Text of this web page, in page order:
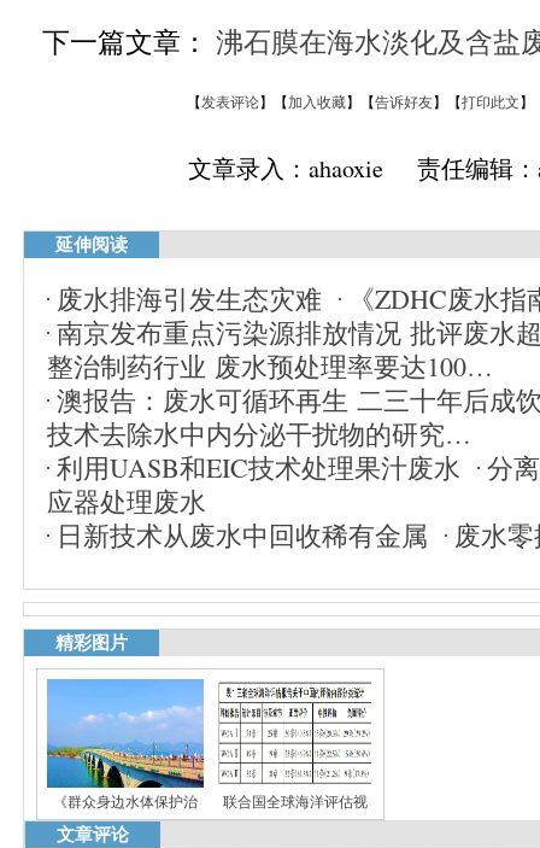
下一篇文章： 沸石膜在海水淡化及含盐
【发表评论】【加入收藏】【告诉好友】【打印此文】
文章录入：ahaoxie 责任编辑
延伸阅读
废水排海引发生态灾难
《ZDHC废水
南京发布重点污染源排放情况 批评废水
整治制药行业 废水预处理率要达100…
澳报告：废水可循环再生 二三十年后成
技术去除水中内分泌干扰物的研究…
利用UASB和EIC技术处理果汁废水
分
应器处理废水
日新技术从废水中回收稀有金属
废水
精彩图片
《群众身边水体保护治 联合国全球海洋评估视
文章评论